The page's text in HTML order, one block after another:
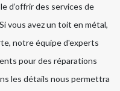
d’offrir des services de
vous avez un toit en métal,
notre équipe d'experts
pour des réparations
les détails nous permettra